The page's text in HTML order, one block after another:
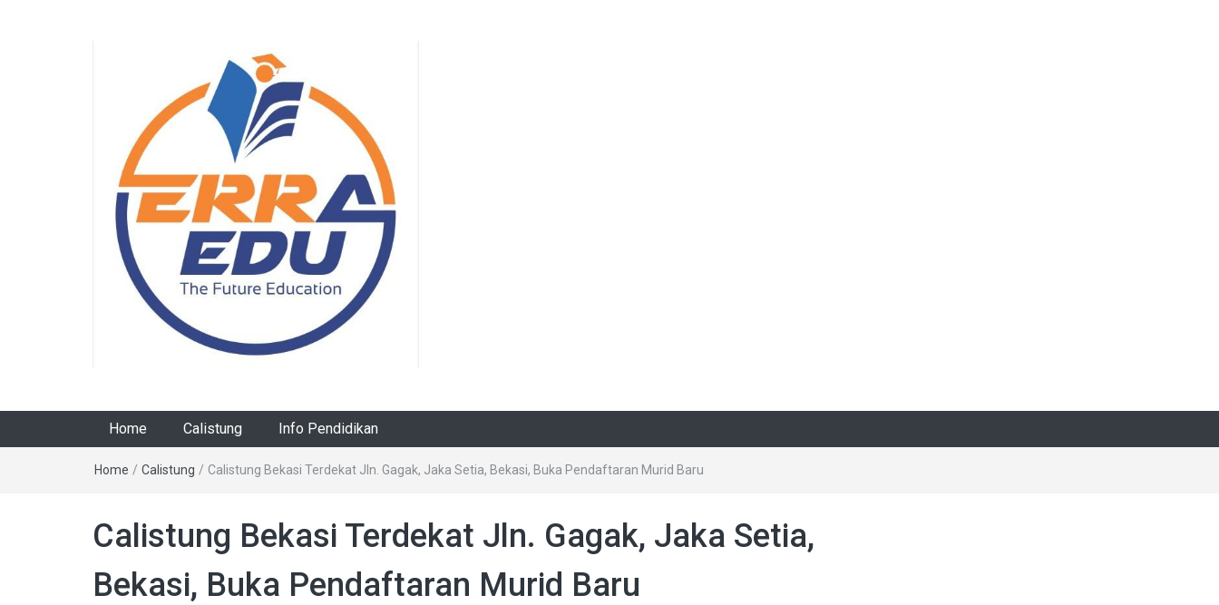
Home Calistung Info Pendidikan
Home / Calistung / Calistung Bekasi Terdekat Jln. Gagak, Jaka Setia, Bekasi, Buka Pendaftaran Murid Baru
Calistung Bekasi Terdekat Jln. Gagak, Jaka Setia,
Bekasi, Buka Pendaftaran Murid Baru